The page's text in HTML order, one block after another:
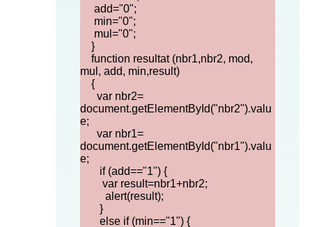
add="0";
min="0";
mul="0";
}
function resultat (nbr1,nbr2, mod,
mul, add, min,result)
{
var nbr2=
document.getElementById("nbr2").valu
e;
var nbr1=
document.getElementById("nbr1").valu
e;
if (add=="1") {
var result=nbr1+nbr2;
alert(result);
}
else if (min=="1") {